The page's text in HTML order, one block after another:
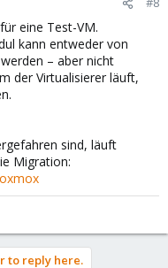
eine Test-VM.
kann entweder von
– aber nicht
der Virtualisierer läuft,
sind, läuft
Migration:
to reply here.